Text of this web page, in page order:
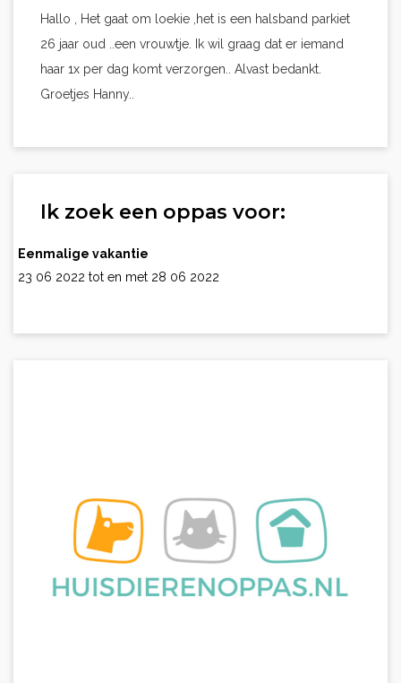
Hallo , Het gaat om loekie ,het is een halsband parkiet
26 jaar oud ..een vrouwtje. Ik wil graag dat er iemand
haar 1x per dag komt verzorgen.. Alvast bedankt.
Groetjes Hanny..
Ik zoek een oppas voor:
Eenmalige vakantie
23 06 2022 tot en met 28 06 2022